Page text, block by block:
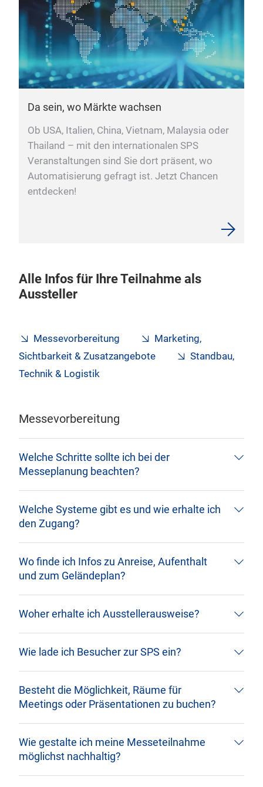
Da sein, wo Märkte wachsen
Ob USA, Italien, China, Vietnam, Malaysia oder
Thailand – mit den internationalen SPS
Veranstaltungen sind Sie dort präsent, wo
Automatisierung gefragt ist. Jetzt Chancen
entdecken!
Alle Infos für Ihre Teilnahme als
Aussteller
Messevorbereitung
Marketing,
Sichtbarkeit & Zusatzangebote
Standbau,
Technik & Logistik
Messevorbereitung
Welche Schritte sollte ich bei der
Messeplanung beachten?
Welche Systeme gibt es und wie erhalte ich
den Zugang?
Wo finde ich Infos zu Anreise, Aufenthalt
und zum Geländeplan?
Woher erhalte ich Ausstellerausweise?
Wie lade ich Besucher zur SPS ein?
Besteht die Möglichkeit, Räume für
Meetings oder Präsentationen zu buchen?
Wie gestalte ich meine Messeteilnahme
möglichst nachhaltig?